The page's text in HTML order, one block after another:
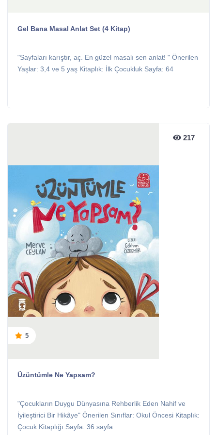
Gel Bana Masal Anlat Set (4 Kitap)
"Sayfaları karıştır, aç. En güzel masalı sen anlat! " Önerilen
Yaşlar: 3,4 ve 5 yaş Kitaplık: İlk Çocukluk Sayfa: 64
217
217
5
Üzüntümle Ne Yapsam?
"Çocukların Duygu Dünyasına Rehberlik Eden Nahif ve
İyileştirici Bir Hikâye" Önerilen Sınıflar: Okul Öncesi Kitaplık:
Çocuk Kitaplığı Sayfa: 36 sayfa